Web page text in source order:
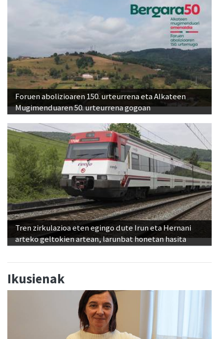
Foruen abolizioaren 150. urteurrena eta Alkateen
Mugimenduaren 50. urteurrena gogoan
Tren zirkulazioa eten egingo dute Irun eta Hernani
arteko geltokien artean, larunbat honetan hasita
Ikusienak